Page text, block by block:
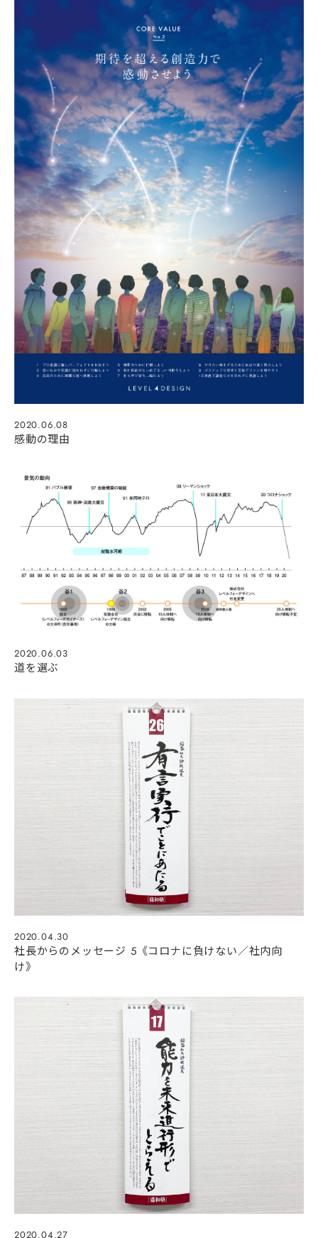
2020.06.08
感動の理由
2020.06.03
道を選ぶ
2020.04.30
社長からのメッセージ 5《コロナに負けない／社内向
け》
2020.04.27